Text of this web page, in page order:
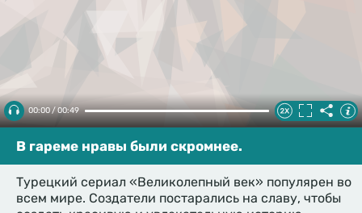
00:00 / 00:49
В гареме нравы были скромнее.
Турецкий сериал «Великолепный век» популярен во
всем мире. Создатели постарались на славу, чтобы